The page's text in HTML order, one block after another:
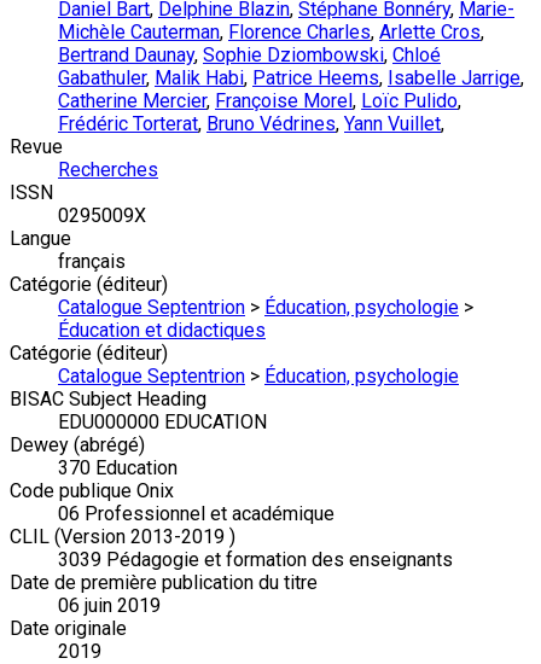
Daniel Bart, Delphine Blazin, Stéphane Bonnéry, Marie-
Michèle Cauterman, Florence Charles, Arlette Cros,
Bertrand Daunay, Sophie Dziombowski, Chloé
Gabathuler, Malik Habi, Patrice Heems, Isabelle Jarrige,
Catherine Mercier, Françoise Morel, Loïc Pulido,
Frédéric Torterat, Bruno Védrines, Yann Vuillet,
Revue
Recherches
ISSN
0295009X
Langue
français
Catégorie (éditeur)
Catalogue Septentrion > Éducation, psychologie >
Éducation et didactiques
Catégorie (éditeur)
Catalogue Septentrion > Éducation, psychologie
BISAC Subject Heading
EDU000000 EDUCATION
Dewey (abrégé)
370 Education
Code publique Onix
06 Professionnel et académique
CLIL (Version 2013-2019 )
3039 Pédagogie et formation des enseignants
Date de première publication du titre
06 juin 2019
Date originale
2019